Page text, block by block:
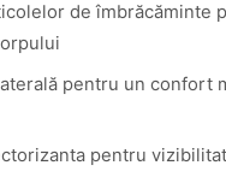
de îmbrăcăminte
pentru un confort
pentru